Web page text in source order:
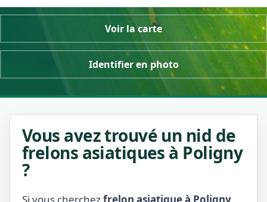
Voir la carte
Identifier en photo
Vous avez trouvé un nid de
frelons asiatiques à Poligny
?